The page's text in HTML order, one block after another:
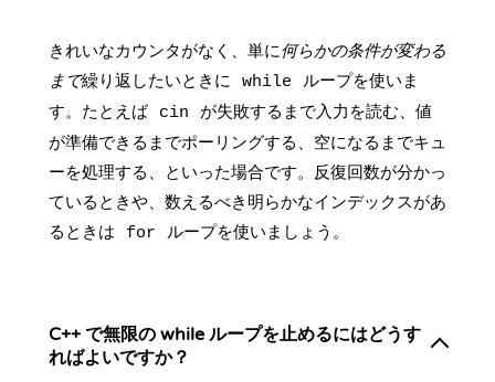
きれいなカウンタがなく、単に何らかの条件が変わる
まで繰り返したいときに while
ループを使いま
す。たとえば cin
が失敗するまで入力を読む、値
が準備できるまでポーリングする、空になるまでキュ
ーを処理する、といった場合です。反復回数が分かっ
ているときや、数えるべき明らかなインデックスがあ
るときは
for ループを使いましょう。
C++ で無限の while ループを止めるにはどうす
ればよいですか？